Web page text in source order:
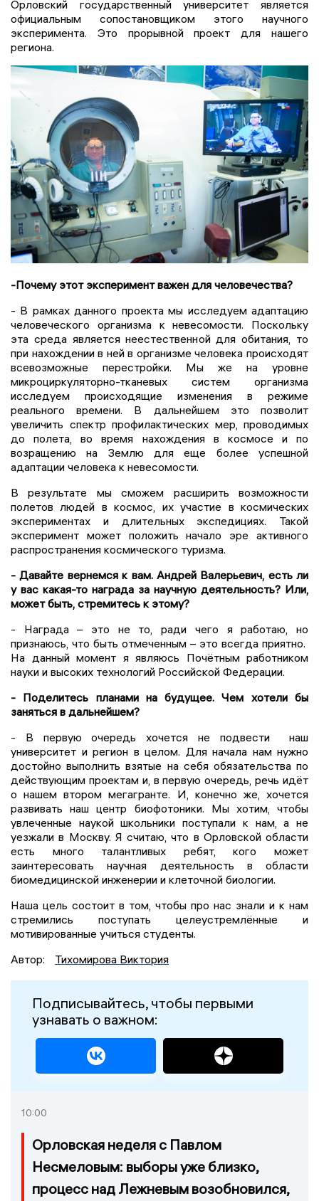
Орловский государственный университет является
официальным сопостановщиком этого научного
эксперимента. Это прорывной проект для нашего
региона.
-Почему этот эксперимент важен для человечества?
- В рамках данного проекта мы исследуем адаптацию
человеческого организма к невесомости. Поскольку
эта среда является неестественной для обитания, то
при нахождении в ней в организме человека происходят
всевозможные перестройки. Мы же на уровне
микроциркуляторно-тканевых систем организма
исследуем происходящие изменения в режиме
реального времени. В дальнейшем это позволит
увеличить спектр профилактических мер, проводимых
до полета, во время нахождения в космосе и по
возращению на Землю для еще более успешной
адаптации человека к невесомости.
В результате мы сможем расширить возможности
полетов людей в космос, их участие в космических
экспериментах и длительных экспедициях. Такой
эксперимент может положить начало эре активного
распространения космического туризма.
- Давайте вернемся к вам. Андрей Валерьевич, есть ли
у вас какая-то награда за научную деятельность? Или,
может быть, стремитесь к этому?
- Награда – это не то, ради чего я работаю, но
признаюсь, что быть отмеченным – это всегда приятно.
На данный момент я являюсь Почётным работником
науки и высоких технологий Российской Федерации.
- Поделитесь планами на будущее. Чем хотели бы
заняться в дальнейшем?
- В первую очередь хочется не подвести наш
университет и регион в целом. Для начала нам нужно
достойно выполнить взятые на себя обязательства по
действующим проектам и, в первую очередь, речь идёт
о нашем втором мегагранте. И, конечно же, хочется
развивать наш центр биофотоники. Мы хотим, чтобы
увлеченные наукой школьники поступали к нам, а не
уезжали в Москву. Я считаю, что в Орловской области
есть много талантливых ребят, кого может
заинтересовать научная деятельность в области
биомедицинской инженерии и клеточной биологии.
Наша цель состоит в том, чтобы про нас знали и к нам
стремились поступать целеустремлённые и
мотивированные учиться студенты.
Автор:
Тихомирова Виктория
Подписывайтесь, чтобы первыми
узнавать о важном:
10:00
Орловская неделя с Павлом
Несмеловым: выборы уже близко,
процесс над Лежневым возобновился,